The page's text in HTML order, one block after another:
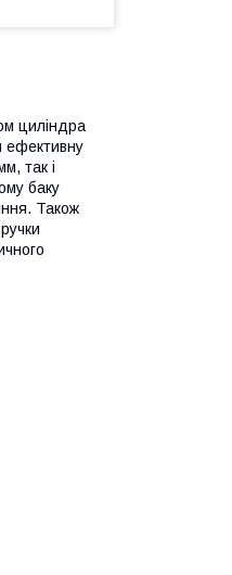
циліндра
ефективну
так і
баку
Також